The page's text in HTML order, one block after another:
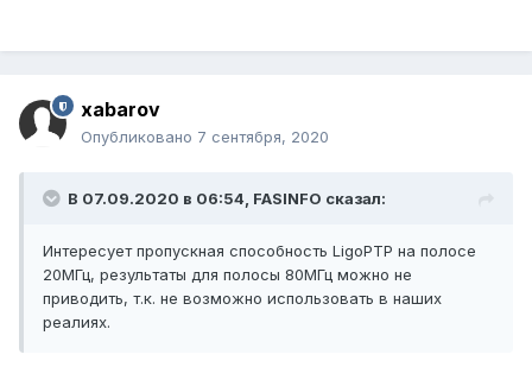
xabarov
Опубликовано 7 сентября, 2020
В 07.09.2020 в 06:54, FASINFO сказал:
Интересует пропускная способность LigoPTP на полосе
20МГц, результаты для полосы 80МГц можно не
приводить, т.к. не возможно использовать в наших
реалиях.